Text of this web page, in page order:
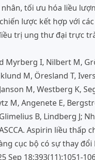
tối ưu hóa liều
lược kết hợp với
trị ung thư đại trực
Myrberg I, Nilbert M,
M, Öresland T,
M, Westberg K,
M, Angenete E,
B, Lindberg J;
Aspirin liều thấp
cục bộ có sự thay đổi
Sep 18;393(11):1051-